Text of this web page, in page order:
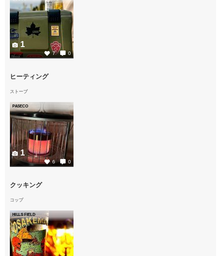
7 0
1
ヒーティング
ストーブ
PASECO
6 0
1
クッキング
コップ
HILLS FIELD